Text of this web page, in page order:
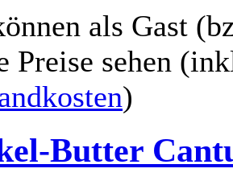
als Gast
Preise sehen
)
Butter